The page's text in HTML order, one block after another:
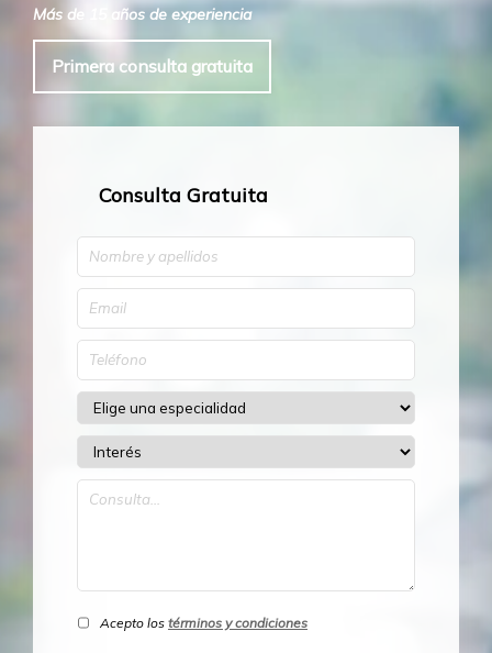
Más de 15 años de experiencia
Primera consulta gratuita
Consulta Gratuita
Acepto los términos y condiciones